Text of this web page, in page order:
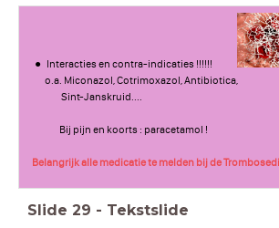
Interacties en contra-indicaties !!!!!!
o.a. Miconazol, Cotrimoxazol, Antibiotica,
Sint-Janskruid....
Bij pijn en koorts : paracetamol !
Belangrijk alle medicatie te melden bij de
Slide 29 - Tekstslide